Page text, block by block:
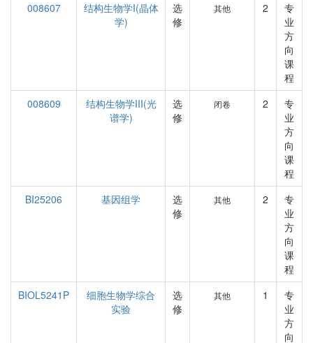
008607
结构生物学I(晶体
学)
选
修
其他 2
专
业
方
向
课
程
008609
结构生物学III(光
谱学)
选
修
闭卷 2
专
业
方
向
课
程
BI25206
基因组学
选
修
其他 2
专
业
方
向
课
程
BIOL5241P
细胞生物学综合
实验
选
修
其他 1
专
业
方
向